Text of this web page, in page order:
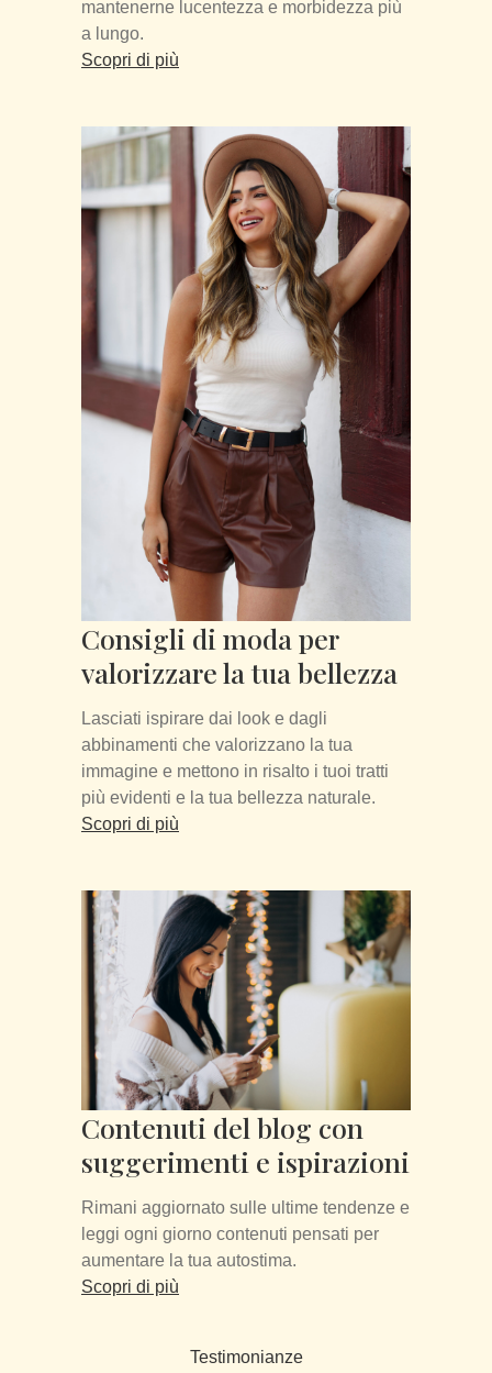
mantenerne lucentezza e morbidezza più
a lungo.
Scopri di più
Consigli di moda per
valorizzare la tua bellezza
Lasciati ispirare dai look e dagli
abbinamenti che valorizzano la tua
immagine e mettono in risalto i tuoi tratti
più evidenti e la tua bellezza naturale.
Scopri di più
Contenuti del blog con
suggerimenti e ispirazioni
Rimani aggiornato sulle ultime tendenze e
leggi ogni giorno contenuti pensati per
aumentare la tua autostima.
Scopri di più
Testimonianze